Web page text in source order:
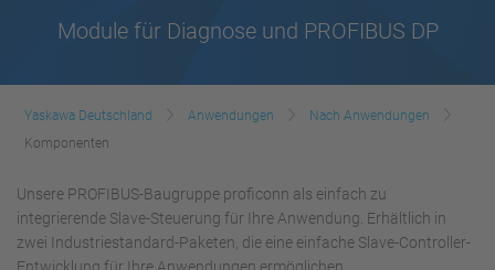
Module für Diagnose und PROFIBUS DP
Yaskawa Deutschland Anwendungen
Nach Anwendungen
Komponenten
Unsere PROFIBUS-Baugruppe proficonn als einfach zu
integrierende Slave-Steuerung für Ihre Anwendung. Erhältlich in
zwei Industriestandard-Paketen, die eine einfache Slave-Controller-